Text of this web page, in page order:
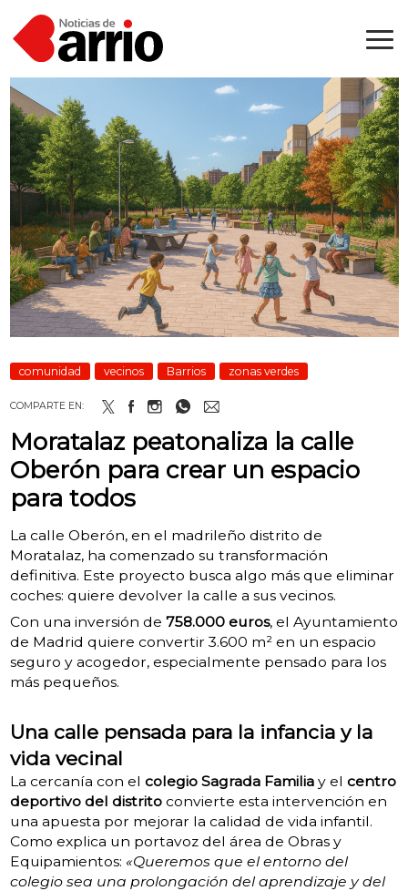
comunidad vecinos Barrios zonas verdes
COMPARTE EN:
Moratalaz peatonaliza la calle
Oberón para crear un espacio
para todos
La calle Oberón, en el madrileño distrito de
Moratalaz, ha comenzado su transformación
definitiva. Este proyecto busca algo más que eliminar
coches: quiere devolver la calle a sus vecinos.
Con una inversión de 758.000 euros, el Ayuntamiento
de Madrid quiere convertir 3.600 m² en un espacio
seguro y acogedor, especialmente pensado para los
más pequeños.
Una calle pensada para la infancia y la
vida vecinal
La cercanía con el colegio Sagrada Familiay el centro
deportivo del distritoconvierte esta intervención en
una apuesta por mejorar la calidad de vida infantil.
Como explica un portavoz del área de Obras y
Equipamientos: «Queremos que el entorno del
colegio sea una prolongación del aprendizaje y del